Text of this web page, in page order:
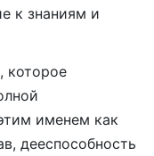
к знаниям и
которое
именем как
дееспособность